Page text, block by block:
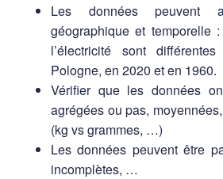
Les données peuvent
géographique et temporelle
l’électricité sont
Pologne, en 2020 et en 1960.
Vérifier que les données
agrégées ou pas,
(kg vs grammes, …)
Les données peuvent être
incomplètes, …